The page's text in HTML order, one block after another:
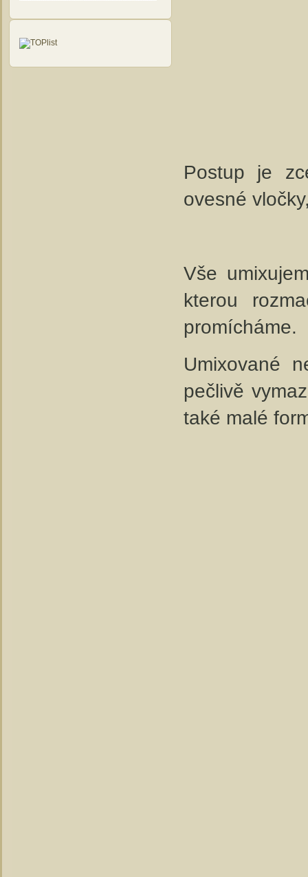
Postup je
ovesné
Vše
kterou
promícháme.
Umixované
pečlivě
také malé